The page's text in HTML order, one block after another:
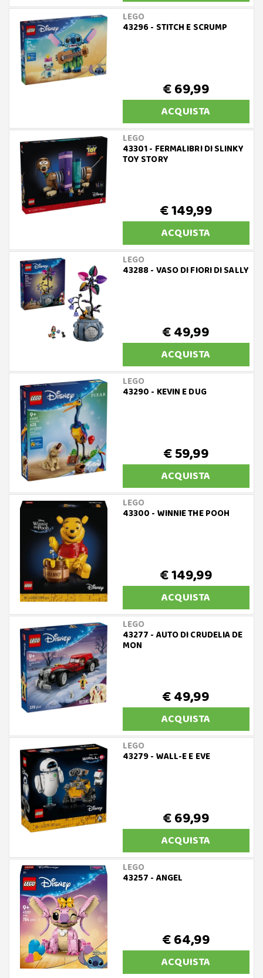
LEGO
43296 - STITCH E SCRUMP
€ 69,99
ACQUISTA
LEGO
43301 - FERMALIBRI DI SLINKY
TOY STORY
€ 149,99
ACQUISTA
LEGO
43288 - VASO DI FIORI DI SALLY
€ 49,99
ACQUISTA
LEGO
43290 - KEVIN E DUG
€ 59,99
ACQUISTA
LEGO
43300 - WINNIE THE POOH
€ 149,99
ACQUISTA
LEGO
43277 - AUTO DI CRUDELIA DE
MON
€ 49,99
ACQUISTA
LEGO
43279 - WALL-E E EVE
€ 69,99
ACQUISTA
LEGO
43257 - ANGEL
€ 64,99
ACQUISTA